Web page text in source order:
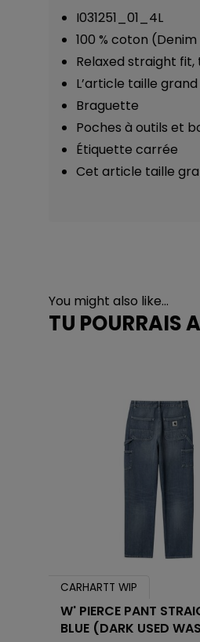
I031251_01_4L
100 % coton (Denim
Relaxed straight
L’article taille grand
Braguette
Poches à outils et
Étiquette carrée
Cet article taille
You might also like...
TU POURRAIS
CARHARTT WIP
W' PIERCE PANT
BLUE (DARK USED